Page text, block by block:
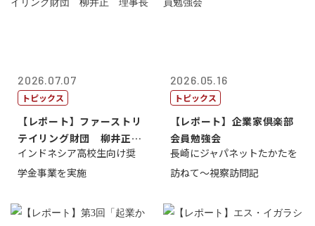
2026.07.07
トピックス
【レポート】ファーストリ
テイリング財団 柳井正
理事長
インドネシア高校生向け奨
学金事業を実施
2026.05.16
トピックス
【レポート】企業家倶楽部
会員勉強会
長崎にジャパネットたかたを
訪ねて～視察訪問記